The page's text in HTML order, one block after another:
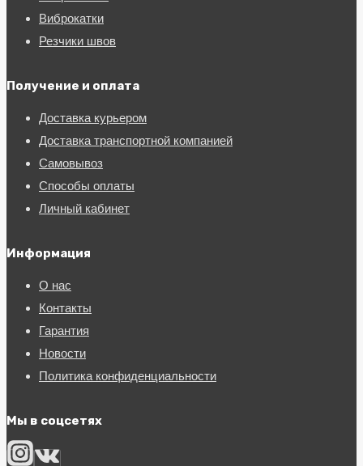
Виброкатки
Резчики швов
Получение и оплата
Доставка курьером
Доставка транспортной компанией
Самовывоз
Способы оплаты
Личный кабинет
Информация
О нас
Контакты
Гарантия
Новости
Политика конфиденциальности
Мы в соцсетях